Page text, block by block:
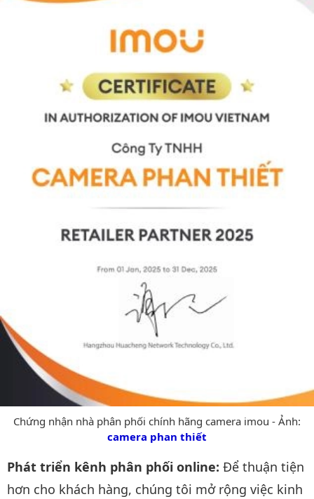
Chứng nhận nhà phân phối chính hãng camera imou - Ảnh:
camera phan thiết
Phát triển kênh phân phối online: Để thuận tiện
hơn cho khách hàng, chúng tôi mở rộng việc kinh